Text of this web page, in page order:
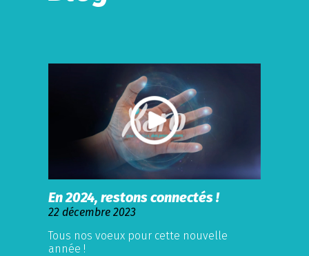
En 2024, restons connectés !
22 décembre 2023
Tous nos voeux pour cette nouvelle
année !